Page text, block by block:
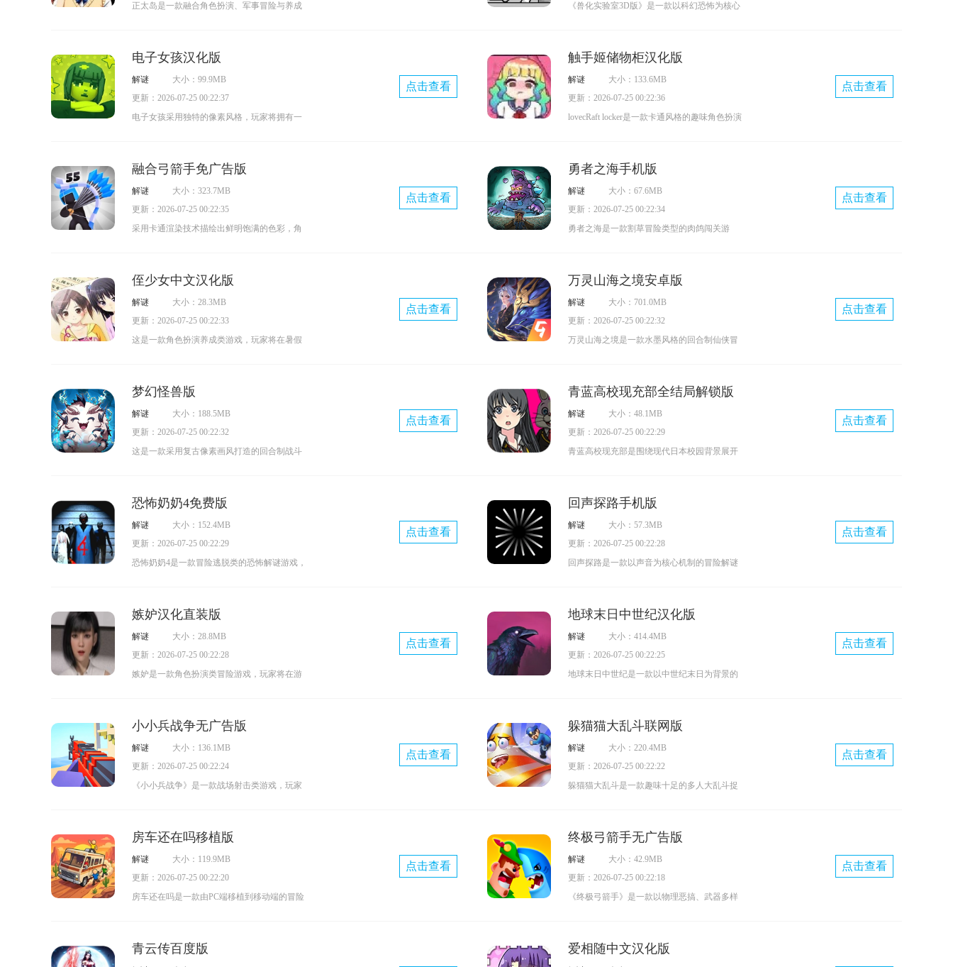
正太岛是一款融合角色扮演、军事冒险与养成
丰富的对话内容与隐藏玩法，玩家需通过精准
的对话选择和行动操作来解锁更多剧情，感兴
趣的玩家不妨亲自体验一番！
《兽化实验室3D版》是一款以科幻恐怖为核心
神秘兽化实验室的角色。这里曾秘密开展非法
生物基因实验，许多人类因实验失败异化为“胶
兽”等极具攻击性的变异生物。实验室里遍布陷
够成功逃脱的路径。
电子女孩汉化版
解谜
大小：99.9MB
更新：2026-07-25 00:22:37
电子女孩采用独特的像素风格，玩家将拥有一
更多结局。对这款游戏感兴趣的玩家，欢迎来
体验！
点击查看
触手姬储物柜汉化版
解谜
大小：133.6MB
更新：2026-07-25 00:22:36
lovecRaft locker是一款卡通风格的趣味角色扮演
拖进柜子。在触手姬储物柜汉化版的游玩过程
中，行动必须时刻保持隐蔽，一旦引起他人警
觉，警戒值就会上升，一旦超过50，游戏就会
点击查看
融合弓箭手免广告版
解谜
大小：323.7MB
更新：2026-07-25 00:22:35
采用卡通渲染技术描绘出鲜明饱满的色彩，角
点击查看
勇者之海手机版
解谜
大小：67.6MB
更新：2026-07-25 00:22:34
勇者之海是一款割草冒险类型的肉鸽闯关游
着游戏进度推进，更多关卡将逐步解锁，快来
加入勇者之海开启冒险吧！
点击查看
侄少女中文汉化版
解谜
大小：28.3MB
更新：2026-07-25 00:22:33
这是一款角色扮演养成类游戏，玩家将在暑假
供了多套服装供玩家选择，能把侄女们打扮得
漂漂亮亮。在游戏过程中，玩家可以体验到治
愈的氛围和担任监护人的乐趣！
点击查看
万灵山海之境安卓版
解谜
大小：701.0MB
更新：2026-07-25 00:22:32
万灵山海之境是一款水墨风格的回合制仙侠冒
配心法、绝技，并通过站位布局参与战斗，还
能捕捉妖灵精怪作为伙伴。通过完成师门任
务、除暴安良等挑战来提升自身实力，而游戏
点击查看
梦幻怪兽版
解谜
大小：188.5MB
更新：2026-07-25 00:22:32
这是一款采用复古像素画风打造的回合制战斗
捉、养成、进化与策略对战等多种玩法，更提
供了上千种形态各异的怪兽精灵供玩家解锁收
集和培养。其4v4回合制对战玩法趣味十足，玩
点击查看
青蓝高校现充部全结局解锁版
解谜
大小：48.1MB
更新：2026-07-25 00:22:29
青蓝高校现充部是围绕现代日本校园背景展开
获取收入，通过与社团成员约会来深入了解每
个人背后的故事，还能触发更多隐藏剧情。感
兴趣的玩家不妨尝试体验一番！
点击查看
恐怖奶奶4免费版
解谜
大小：152.4MB
更新：2026-07-25 00:22:29
恐怖奶奶4是一款冒险逃脱类的恐怖解谜游戏，
乐，让玩家仿佛身临其境，心生毛骨悚然之
感。玩家将在阴森的老宅中展开探险，通过收
集关键线索与可用道具，凭借思维推理能力解
点击查看
回声探路手机版
解谜
大小：57.3MB
更新：2026-07-25 00:22:28
回声探路是一款以声音为核心机制的冒险解谜
沉浸式感受。
点击查看
嫉妒汉化直装版
解谜
大小：28.8MB
更新：2026-07-25 00:22:28
嫉妒是一款角色扮演类冒险游戏，玩家将在游
择会带来不一样的剧情体验，而选择性的互动
还会触发独特的事件。感兴趣的玩家不妨亲自
体验一番！
点击查看
地球末日中世纪汉化版
解谜
大小：414.4MB
更新：2026-07-25 00:22:25
地球末日中世纪是一款以中世纪末日为背景的
积累与策略性生存。中世纪时期，一种诡异的
病毒蔓延全球，大量人类异化为怪物——是亡
灵？还是丧尸？主角对此一无所知，也不敢深
点击查看
小小兵战争无广告版
解谜
大小：136.1MB
更新：2026-07-25 00:22:24
《小小兵战争》是一款战场射击类游戏，玩家
在战斗过程中感受精彩的射击对决。这款游戏
可玩性十足，玩法简单却富有策略性，感兴趣
的玩家不妨亲自体验一番！
点击查看
躲猫猫大乱斗联网版
解谜
大小：220.4MB
更新：2026-07-25 00:22:22
躲猫猫大乱斗是一款趣味十足的多人大乱斗捉
让你随时随地都能轻松上手、尽情挑战。游戏
支持联机功能，玩家可以在线邀请好友组队开
启大冒险，带来轻松畅玩的丰富体验。此外，
锁更多搞怪动作，让趣味玩法不停歇。通过完
成任务获取更多道具，能让整局游戏更添乐
点击查看
房车还在吗移植版
解谜
大小：119.9MB
更新：2026-07-25 00:22:20
房车还在吗是一款由PC端移植到移动端的冒险
家的目标是帮助房车安全抵达目的地，途中会
点击查看
终极弓箭手无广告版
解谜
大小：42.9MB
更新：2026-07-25 00:22:18
《终极弓箭手》是一款以物理恶搞、武器多样
的场景里展开诙谐有趣的对决。这款游戏并非
点击查看
青云传百度版 爱相随中文汉化版